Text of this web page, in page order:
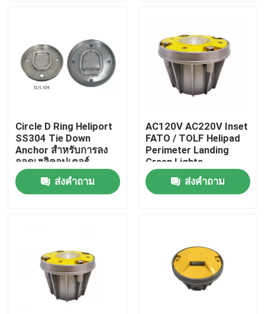
เกี่ยวกับเรา
ทัวร์โรงงาน
ควบคุมคุณภาพ
ติดต่อเรา
ขอใบเสนอราคา
ไฟอุดตันพลังงานแสงอาทิตย์
Circle D Ring Heliport
SS304 Tie Down
Anchor สำหรับการลง
จอดเฮลิคอปเตอร์
ส่งคำถาม
AC120V AC220V Inset
FATO / TOLF Helipad
Perimeter Landing
Green Lights
ส่งคำถาม